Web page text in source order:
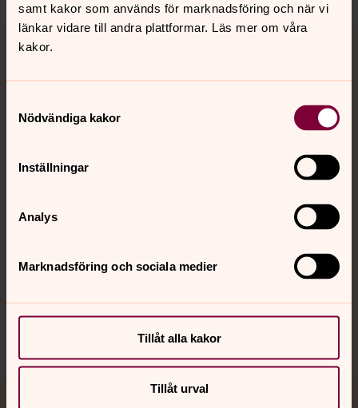
samt kakor som används för marknadsföring och när vi
länkar vidare till andra plattformar. Läs mer om våra
kakor.
Nödvändiga kakor
Inställningar
Analys
Marknadsföring och sociala medier
Tillåt alla kakor
Tillåt urval
Tillbaka till toppen
Tillbaka till innehållet
Kontakt
Kalender